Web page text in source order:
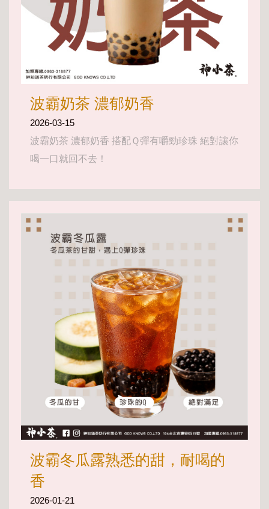
波霸奶茶 濃郁奶香
2026-03-15
波霸奶茶 濃郁奶香 搭配Ｑ彈有嚼勁珍珠 絕對讓你
喝一口就回不去！
波霸冬瓜露熟悉的甜，耐喝的
香
2026-01-21